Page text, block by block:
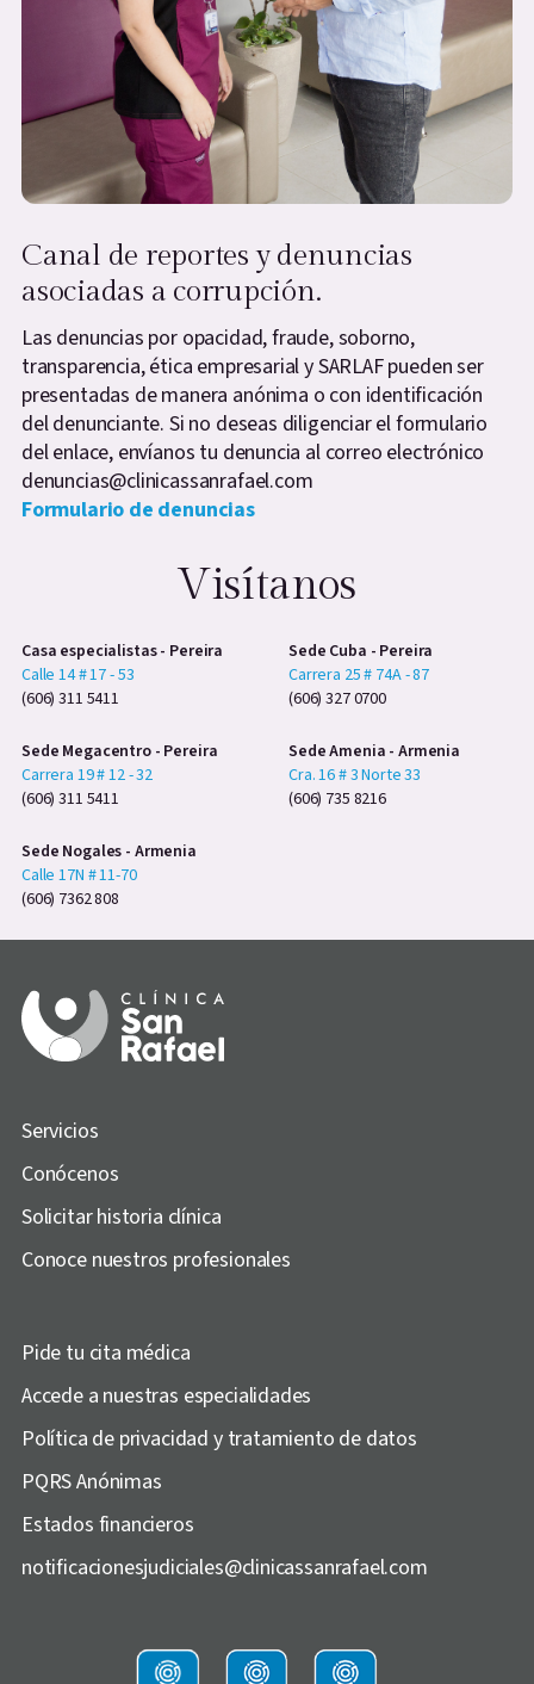
Canal de reportes y denuncias
asociadas a corrupción.
Las denuncias por opacidad, fraude, soborno,
transparencia, ética empresarial y SARLAF pueden ser
presentadas de manera anónima o con identificación
del denunciante. Si no deseas diligenciar el formulario
del enlace, envíanos tu denuncia al correo electrónico
denuncias@clinicassanrafael.com
Formulario de denuncias
Visítanos
Casa especialistas - Pereira
Calle 14 # 17 - 53
(606) 311 5411
Sede Cuba - Pereira
Carrera 25 # 74A - 87
(606) 327 0700
Sede Megacentro - Pereira
Carrera 19 # 12 - 32
(606) 311 5411
Sede Amenia - Armenia
Cra. 16 # 3 Norte 33
(606) 735 8216
Sede Nogales - Armenia
Calle 17N # 11-70
(606) 7362 808
Servicios
Conócenos
Solicitar historia clínica
Conoce nuestros profesionales
Pide tu cita médica
Accede a nuestras especialidades
Política de privacidad y tratamiento de datos
PQRS Anónimas
Estados financieros
notificacionesjudiciales@clinicassanrafael.com